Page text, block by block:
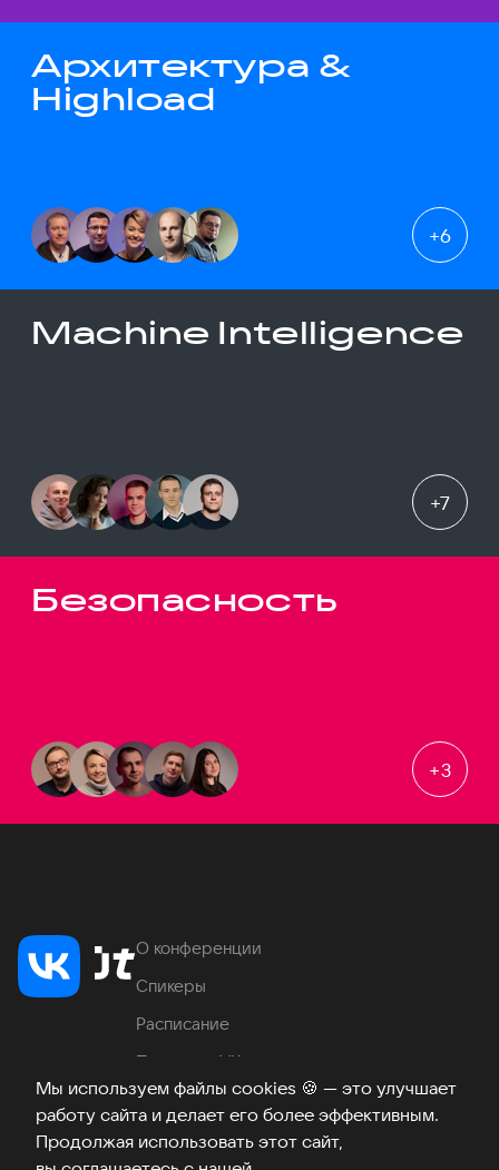
Мы используем файлы cookies 🍪 — это улучшает
работу сайта и делает его более эффективным.
Продолжая использовать этот сайт,
Архитектура &
Highload
+6
Machine Intelligence
+7
Безопасность
+3
О конференции
Спикеры
Расписание
Продукты VK
Место проведения
Часто задаваемые вопросы